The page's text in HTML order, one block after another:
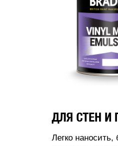
ДЛЯ СТЕН И
Легко наносить,